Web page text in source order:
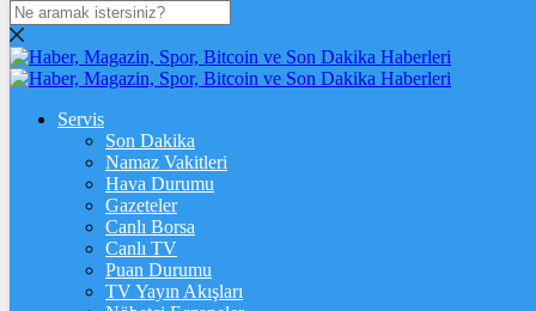
DOLAR
47,7436$% 0.18
% 0.32
STERLİN
% 0.38
GRAM ALTIN
%2,59
Servis
Son Dakika
Namaz Vakitleri
Hava Durumu
Gazeteler
Canlı Borsa
Canlı TV
Puan Durumu
TV Yayın Akışları